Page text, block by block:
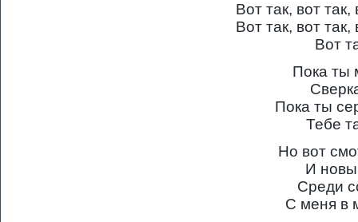
Вот так, вот так,
Вот так, вот так,
Вот
Пока ты
Пока ты
Тебе
Но вот
И
Среди
С меня в